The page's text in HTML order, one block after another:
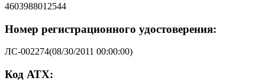
4603988012544
Номер регистрационного удостоверения:
ЛС-002274(08/30/2011 00:00:00)
Код АТХ: